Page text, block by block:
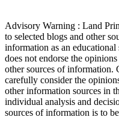
Advisory Warning : Land
to selected blogs and other
information as an educational
does not endorse the
other sources of information.
carefully consider the
other information sources in
individual analysis and
sources of information is to